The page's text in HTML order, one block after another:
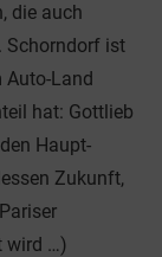
die auch
Schorndorf ist
Auto-Land
hat: Gottlieb
Haupt-
Zukunft,
wird …)